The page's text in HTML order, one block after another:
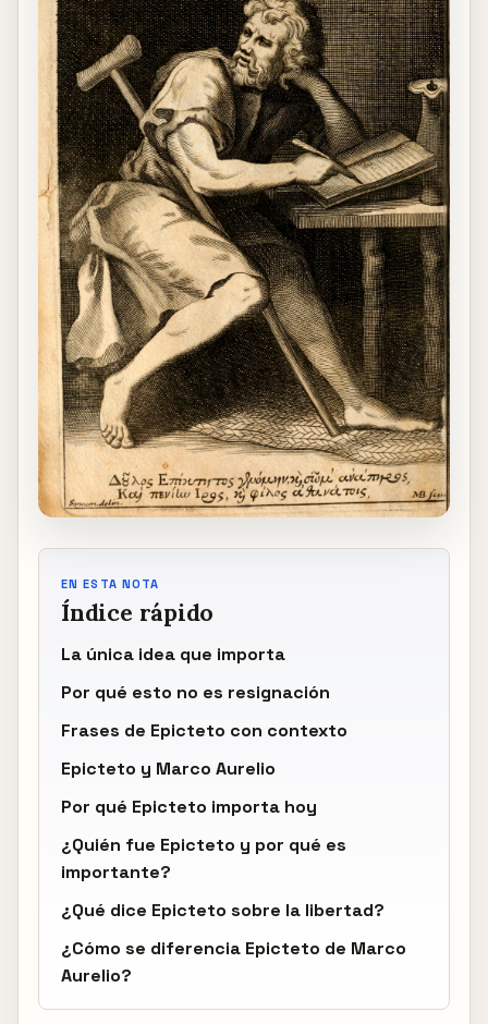
EN ESTA NOTA
Índice rápido
La única idea que importa
Por qué esto no es resignación
Frases de Epicteto con contexto
Epicteto y Marco Aurelio
Por qué Epicteto importa hoy
¿Quién fue Epicteto y por qué es
importante?
¿Qué dice Epicteto sobre la libertad?
¿Cómo se diferencia Epicteto de Marco
Aurelio?